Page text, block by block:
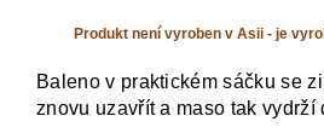
Produkt není vyroben v Asii - je
Baleno v praktickém sáčku se
znovu uzavřít a maso tak vydrží